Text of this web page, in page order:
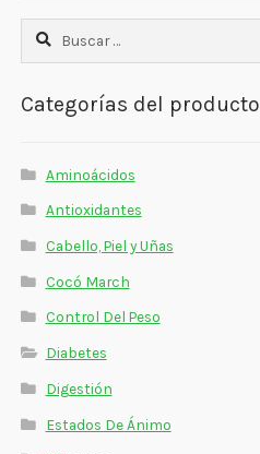
Buscar:
Categorías del producto
Aminoácidos
Antioxidantes
Cabello, Piel y Uñas
Cocó March
Control Del Peso
Diabetes
Digestión
Estados De Ánimo